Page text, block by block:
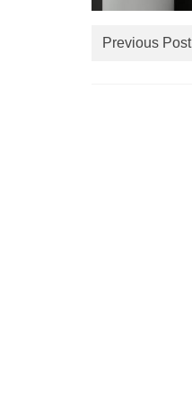
Previous Post